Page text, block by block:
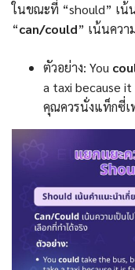
ในขณะที่ “should” เน้
“can/could” เน้นควา
ตัวอย่าง: You
a taxi because
คุณควรนั่งแท็กซี่เ